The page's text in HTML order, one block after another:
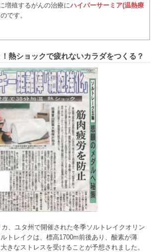
増殖するがんの治療にハイパーサーミア(温熱療
です。
熱ショックで疲れないカラダをつくる？
、ユタ州で開催された冬季ソルトレイクオリン
トレイクは、標高1700m前後あり、酸素が薄
きなストレスを受けることが予想されました。